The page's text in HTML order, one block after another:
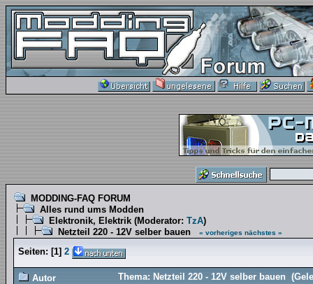
MODDING-FAQ FORUM
Alles rund ums Modden
Elektronik, Elektrik (Moderator: TzA)
Netzteil 220 - 12V selber bauen
« vorheriges nächstes »
Seiten: [1] 2
Autor
Thema: Netzteil 220 - 12V selber bauen